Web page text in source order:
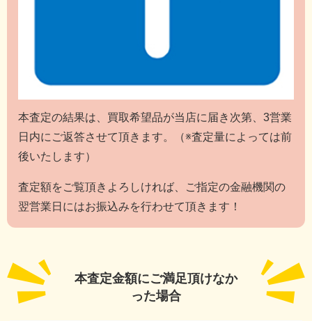
本査定の結果は、買取希望品が当店に届き次第、3営業
日内にご返答させて頂きます。（※査定量によっては前
後いたします）
査定額をご覧頂きよろしければ、ご指定の金融機関の
翌営業日にはお振込みを行わせて頂きます！
本査定金額にご満足頂けなか
った場合